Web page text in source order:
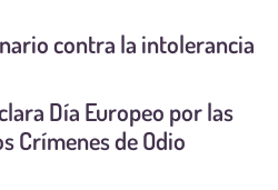
contra la intolerancia
Día Europeo por las
Crímenes de Odio